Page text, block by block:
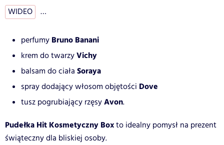
WIDEO …
perfumy Bruno Banani
krem do twarzyVichy
balsam do ciała Soraya
spray dodający włosom objętości Dove
tusz pogrubiający rzęsyAvon.
Pudełka Hit Kosmetyczny Boxto idealny pomysł na prezent
świąteczny dla bliskiej osoby.